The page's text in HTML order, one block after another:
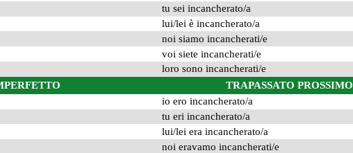
tu sei incancherato/a
lui/lei è incancherato/a
noi siamo incancherati/e
voi siete incancherati/e
loro sono incancherati/e
TRAPASSATO PROSSIMO
io ero incancherato/a
tu eri incancherato/a
lui/lei era incancherato/a
noi eravamo incancherati/e